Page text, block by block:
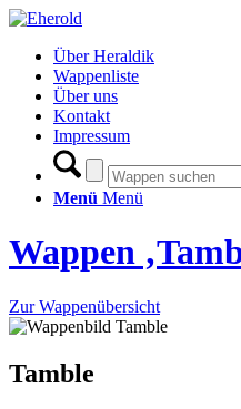
Über Heraldik
Wappenliste
Über uns
Kontakt
Impressum
Menü Menü
Wappen
Zur Wappenübersicht
Tamble